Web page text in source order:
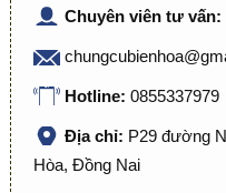
Chuyên viên tư vấn:
Hotline: 0855337979
Địa chỉ: P29 đường
Hòa, Đồng Nai